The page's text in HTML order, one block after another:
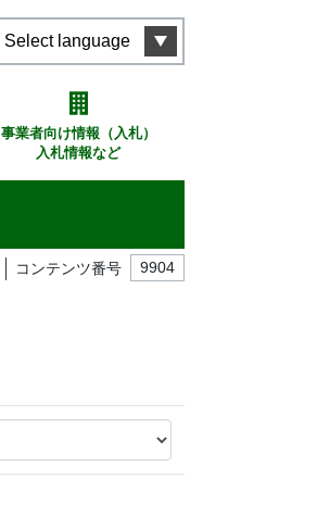
Select language
事業者向け情報（入札）
入札情報など
コンテンツ番号 9904